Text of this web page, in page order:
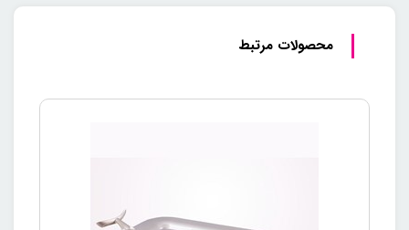
محصولات مرتبط